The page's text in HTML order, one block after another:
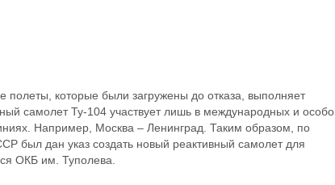
полеты, которые были загружены до отказа, выполняет
самолет Ту-104 участвует лишь в международных и особо
Например, Москва – Ленинград. Таким образом, по
был дан указ создать новый реактивный самолет для
ОКБ им. Туполева.